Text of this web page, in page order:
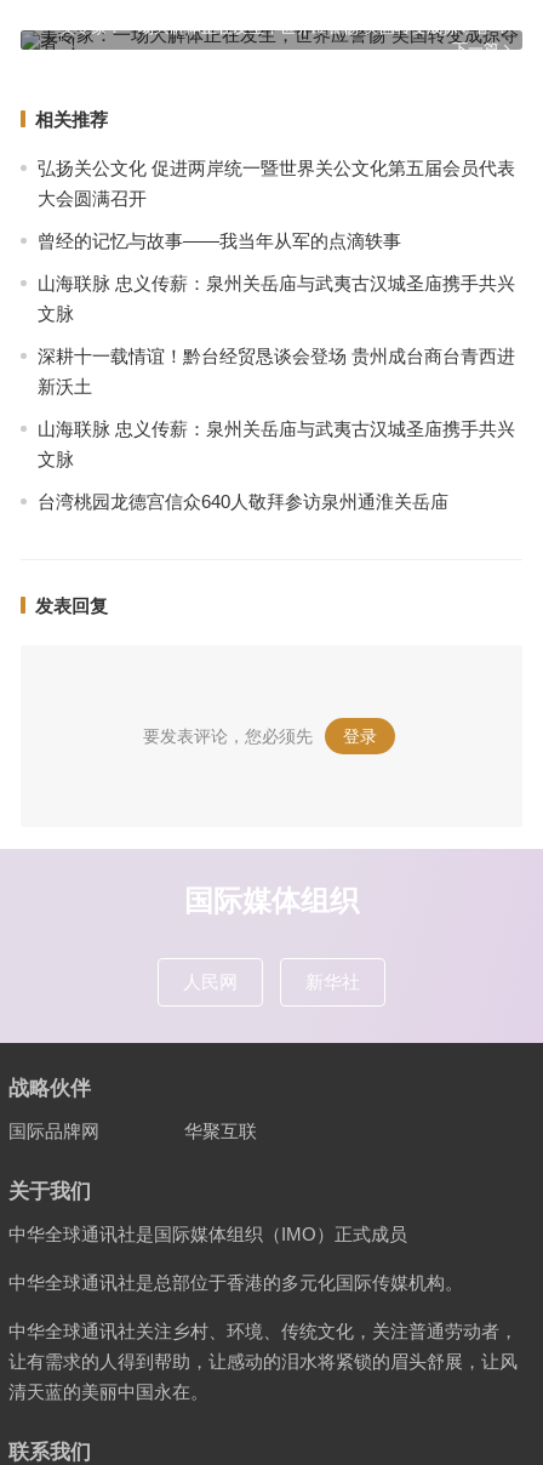
下一篇
美专家：一场大解体正在发生，世界应警惕“美国转变成掠夺者”！
相关推荐
弘扬关公文化 促进两岸统一暨世界关公文化第五届会员代表
大会圆满召开
曾经的记忆与故事——我当年从军的点滴轶事
山海联脉 忠义传薪：泉州关岳庙与武夷古汉城圣庙携手共兴
文脉
深耕十一载情谊！黔台经贸恳谈会登场 贵州成台商台青西进
新沃土
山海联脉 忠义传薪：泉州关岳庙与武夷古汉城圣庙携手共兴
文脉
台湾桃园龙德宫信众640人敬拜参访泉州通淮关岳庙
发表回复
要发表评论，您必须先 登录 。
国际媒体组织
人民网 新华社
战略伙伴
国际品牌网 华聚互联
关于我们
中华全球通讯社是国际媒体组织（IMO）正式成员
中华全球通讯社是总部位于香港的多元化国际传媒机构。
中华全球通讯社关注乡村、环境、传统文化，关注普通劳动者，
让有需求的人得到帮助，让感动的泪水将紧锁的眉头舒展，让风
清天蓝的美丽中国永在。
联系我们